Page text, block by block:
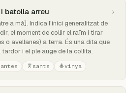
batolla arreu
a mà]. Indica l'inici generalitzat de
el moment de collir el raïm i tirar
o avellanes) a terra. És una dita que
i el ple auge de la collita.
sants vinya